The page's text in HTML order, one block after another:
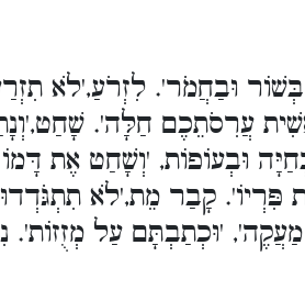
וּבַחֲמֹר'. לִזְרֹעַ,'לֹא
עֲרִסֹתֵכֶם חַלָּה'.
וּבְעוֹפוֹת, 'וְשָׁחַט אֶת
פִּרְיוֹ'. קָבַר מֵת,'לֹא
'וּכְתַבְתָּם עַל